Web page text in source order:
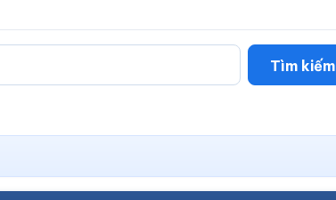
Tìm kiếm